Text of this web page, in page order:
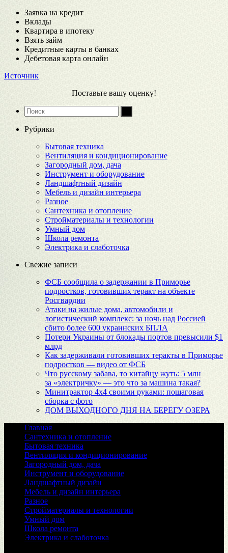
Заявка на кредит
Вклады
Квартира в ипотеку
Взять займ
Кредитные карты в банках
Дебетовая карта онлайн
Источник
Поставьте вашу оценку!
Рубрики
Бытовая техника
Вентиляция и кондиционирование
Загородный дом, дача
Инструмент и оборудование
Ландшафтный дизайн
Мебель и дизайн интерьера
Разное
Сантехника и отопление
Стройматериалы и технологии
Умный дом
Школа ремонта
Электрика и слаботочка
Свежие записи
ФСБ сообщила о задержании в Приморье
подростков, готовивших теракт на объекте
Росгвардии
Атаки на жилые дома, автомобили и
логистический комплекс: за ночь над Россией
сбито более 600 украинских БПЛА
Потери Украины от блокады портов превысили $1
млрд
Как задерживали готовивших теракты в Приморье
подростков — видео от ФСБ
Что русскому забава, то китайцу жуть: 5 млн
за «электричку» — это что за машина такая?
Минитрактор 4х4 своими руками: пошаговая
сборка с фото
ДОМ ВЫХОДНОГО ДНЯ НА БЕРЕГУ ОЗЕРА
Главная
Сантехника и отопление
Бытовая техника
Вентиляция и кондиционирование
Загородный дом, дача
Инструмент и оборудование
Ландшафтный дизайн
Мебель и дизайн интерьера
Разное
Стройматериалы и технологии
Умный дом
Школа ремонта
Электрика и слаботочка